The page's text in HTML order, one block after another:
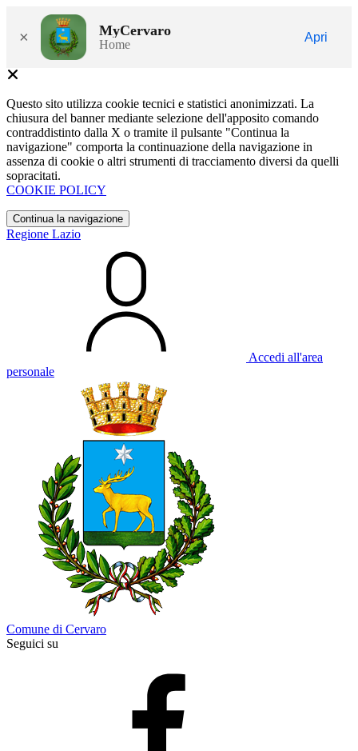
× MyCervaro
Home
Apri
Questo sito utilizza cookie tecnici e statistici anonimizzati. La
chiusura del banner mediante selezione dell'apposito comando
contraddistinto dalla X o tramite il pulsante "Continua la
navigazione" comporta la continuazione della navigazione in
assenza di cookie o altri strumenti di tracciamento diversi da quelli
sopracitati.
COOKIE POLICY
Continua la navigazione
Regione Lazio
Accedi all'area
personale
Comune di Cervaro
Seguici su